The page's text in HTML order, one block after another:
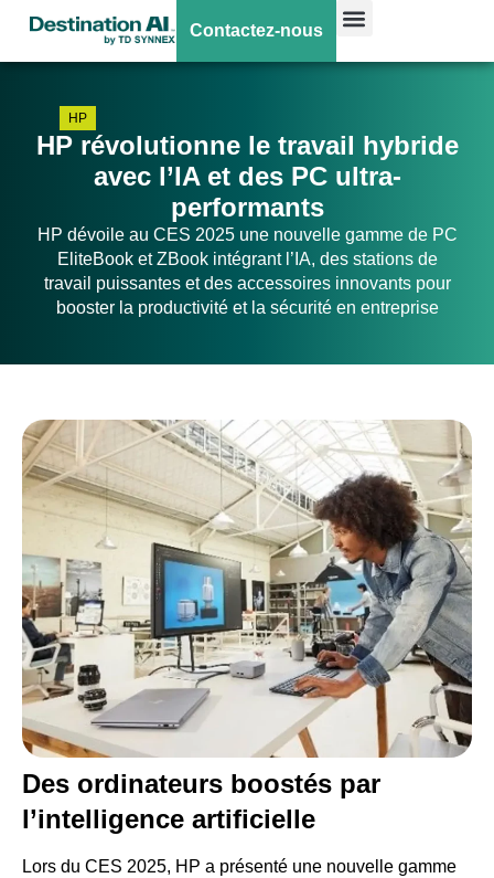
Contactez-nous
HP
HP révolutionne le travail hybride
avec l’IA et des PC ultra-
performants
HP dévoile au CES 2025 une nouvelle gamme de PC
EliteBook et ZBook intégrant l’IA, des stations de
travail puissantes et des accessoires innovants pour
booster la productivité et la sécurité en entreprise
Des ordinateurs boostés par
l’intelligence artificielle
Lors du CES 2025, HP a présenté une nouvelle gamme